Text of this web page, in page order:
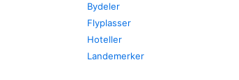
Bydeler
Flyplasser
Hoteller
Landemerker